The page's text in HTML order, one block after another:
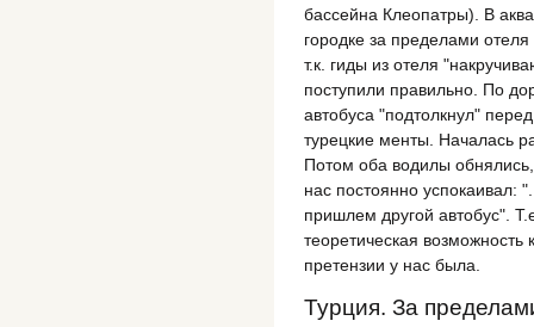
бассейна Клеопатры). В
городке за пределами
т.к. гиды из отеля
поступили правильно. По
автобуса "подтолкнул"
турецкие менты. Началась
Потом оба водилы
нас постоянно успокаивал:
пришлем другой автобус".
теоретическая возможность
претензии у нас была.
Турция. За